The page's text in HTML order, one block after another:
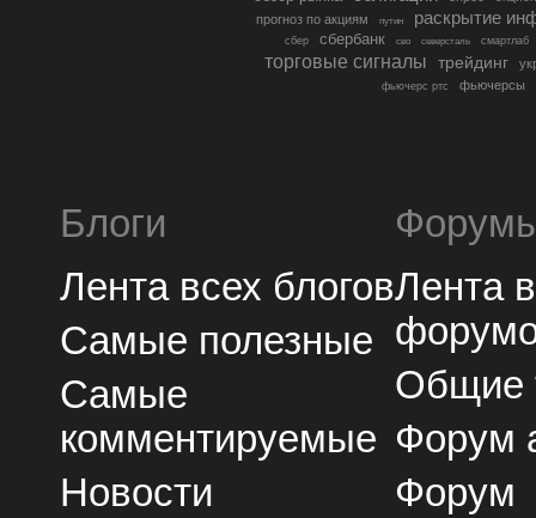
прогноз по акциям путин раскрытие
сбер сбербанк сво северсталь смартлаб
торговые сигналы трейдинг
фьючерс ртс фьючерсы
Блоги
Лента всех блогов
Самые полезные
Самые
комментируемые
Новости
Лента
Общие
Форум
Форум